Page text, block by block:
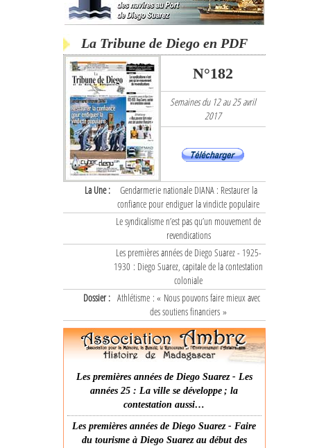
La Tribune de Diego en PDF
N°182
Semaines du 12 au 25 avril
2017
La Une :
Gendarmerie nationale DIANA : Restaurer la
confiance pour endiguer la vindicte populaire
Le syndicalisme n’est pas qu’un mouvement de
revendications
Les premières années de Diego Suarez - 1925-
1930 : Diego Suarez, capitale de la contestation
coloniale
Dossier : Athlétisme : « Nous pouvons faire mieux avec
des soutiens financiers »
Les premières années de Diego Suarez - Les
années 25 : La ville se développe ; la
contestation aussi…
Les premières années de Diego Suarez - Faire
du tourisme à Diego Suarez au début des